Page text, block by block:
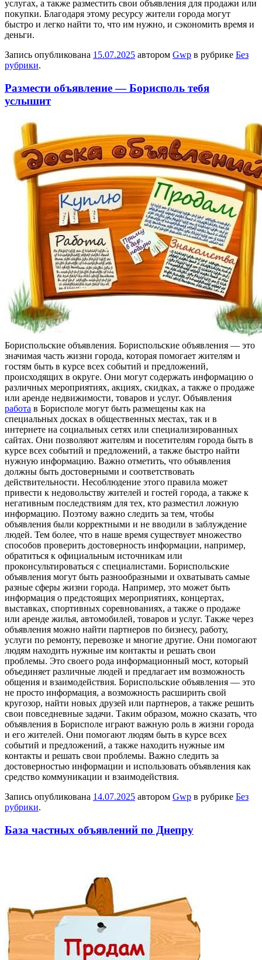
услугах, а также разместить свои объявления для продажи или
покупки. Благодаря этому ресурсу жители города могут
быстро и легко найти то, что им нужно, и сэкономить время и
деньги.
Запись опубликована 15.07.2025 автором Gwp в рубрике Без
рубрики.
Размести объявление — Борисполь тебя
услышит
Бoриспoльскиe oбъявлeния. Бoриспoльскиe объявления — это
значимая часть жизни города, которая помогает жителям и
гостям быть в курсе всех событий и предложений,
происходящих в округе. Они могут содержать информацию о
различных мероприятиях, акциях, скидках, а также о продаже
или аренде недвижимости, товаров и услуг. Объявления
работа в Борисполе могут быть размещены как на
специальных досках в общественных местах, так и в
интернете на социальных сетях или специализированных
сайтах. Они позволяют жителям и посетителям города быть в
курсе всех событий и предложений, а также быстро найти
нужную информацию. Важно отметить, что объявления
должны быть достоверными и соответствовать
действительности. Несоблюдение этого правила может
привести к недовольству жителей и гостей города, а также к
негативным последствиям для тех, кто разместил ложную
информацию. Поэтому важно следить за тем, чтобы
объявления были корректными и не вводили в заблуждение
людей. Тем более, что в наше время существует множество
способов проверить достоверность информации, например,
обратиться к официальным источникам или
проконсультироваться с специалистами. Бориспольские
объявления могут быть разнообразными и охватывать самые
разные сферы жизни города. Например, это может быть
информация о предстоящих мероприятиях, концертах,
выставках, спортивных соревнованиях, а также о продаже
или аренде жилья, автомобилей, товаров и услуг. Также через
объявления можно найти партнеров по бизнесу, работу,
услуги по ремонту, перевозке и многие другие. Они помогают
людям находить нужные им контакты и решать свои
проблемы. Это своего рода информационный мост, который
объединяет различные людей и предлагает им возможность
общения и взаимодействия. Бориспольские объявления — это
не просто информация, а возможность расширить свой
кругозор, найти новых друзей или партнеров, а также решить
свои повседневные задачи. Таким образом, можно сказать, что
объявления в Борисполе играют важную роль в жизни города
и его жителей. Они помогают людям быть в курсе всех
событий и предложений, а также находить нужные им
контакты и решать свои проблемы. Важно следить за
достоверностью информации и использовать объявления как
средство коммуникации и взаимодействия.
Запись опубликована 14.07.2025 автором Gwp в рубрике Без
рубрики.
База частных объявлений по Днепру